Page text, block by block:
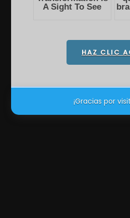
HAZ CLIC
¡Gracias por